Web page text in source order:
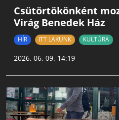
Csütörtökönként
Virág Benedek Ház
HÍR ITT LAKUNK KULTÚRA
2026. 06. 09. 14:19